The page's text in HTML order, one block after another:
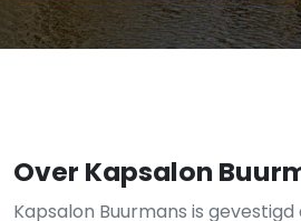
Over Kapsalon
Kapsalon Buurmans is gevestigd